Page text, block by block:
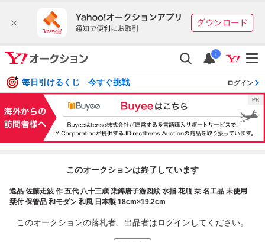
i
毎日引けるくじ 今すぐ挑戦 ログイン
このオークションは終了しています
逸品 佐藤走波 作 五代 八十三歳 染錦唐子游図紋 水指 花瓶 栞 名工品 未使用
栞付 保管品 和モダン 和風 日本製 18cm×19.2cm
このオークションの落札者、出品者はログインしてください。